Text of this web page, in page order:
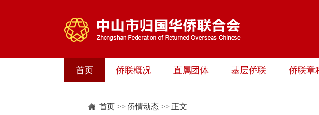
首页 侨联概况 直属团体 基层侨联 侨联章
首页 >> 侨情动态 >> 正文